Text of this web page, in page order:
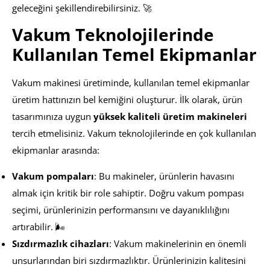
geleceğini şekillendirebilirsiniz. 🚀
Vakum Teknolojilerinde
Kullanılan Temel Ekipmanlar
Vakum makinesi üretiminde, kullanılan temel ekipmanlar
üretim hattınızın bel kemiğini oluşturur. İlk olarak, ürün
tasarımınıza uygun yüksek kaliteli üretim makineleri
tercih etmelisiniz. Vakum teknolojilerinde en çok kullanılan
ekipmanlar arasında:
Vakum pompaları: Bu makineler, ürünlerin havasını
almak için kritik bir role sahiptir. Doğru vakum pompası
seçimi, ürünlerinizin performansını ve dayanıklılığını
artırabilir. 🌬️
Sızdırmazlık cihazları: Vakum makinelerinin en önemli
unsurlarından biri sızdırmazlıktır. Ürünlerinizin kalitesini